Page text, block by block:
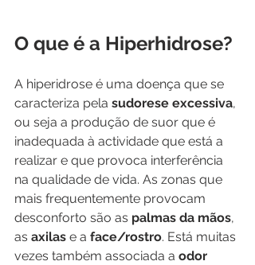
O que é a Hiperhidrose?
A hiperidrose é uma doença que se
caracteriza pela sudorese excessiva,
ou seja a produção de suor que é
inadequada à actividade que está a
realizar e que provoca interferência
na qualidade de vida. As zonas que
mais frequentemente provocam
desconforto são as palmas da mãos,
as axilas e a face/rostro. Está muitas
vezes também associada a odor